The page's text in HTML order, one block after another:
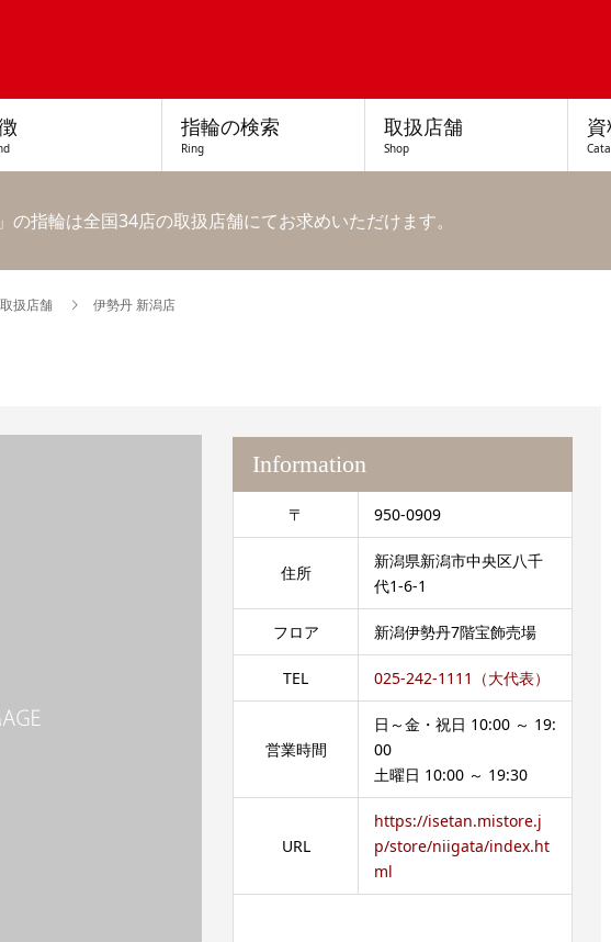
指輪の検索
Ring
取扱店舗
Shop
の指輪は全国34店の取扱店舗にてお求めいただけます。
取扱店舗 伊勢丹 新潟店
Information
〒 950-0909
住所
新潟県新潟市中央区八千
代1-6-1
フロア 新潟伊勢丹7階宝飾売場
TEL 025-242-1111（大代表）
営業時間
日～金・祝日 10:00 ～ 19:
00
土曜日 10:00 ～ 19:30
URL
https://isetan.mistore.j
p/store/niigata/index.ht
ml